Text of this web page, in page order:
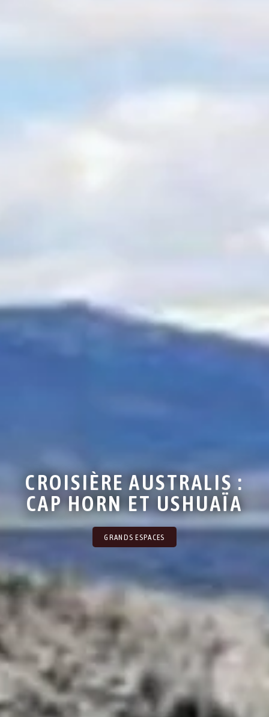
CROISIÈRE AUSTRALIS :
CAP HORN ET USHUAÏA
GRANDS ESPACES